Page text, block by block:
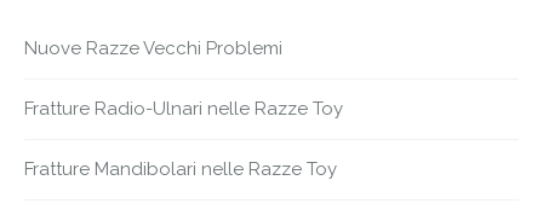
Nuove Razze Vecchi Problemi
Fratture Radio-Ulnari nelle Razze Toy
Fratture Mandibolari nelle Razze Toy